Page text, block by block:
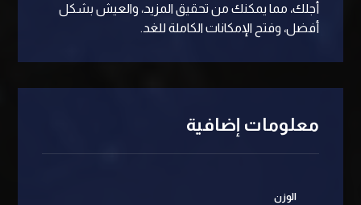
أجلك، مما يمكنك من تحقيق المزيد، والعيش بشكل
أفضل، وفتح الإمكانات الكاملة للغد.
معلومات إضافية
الوزن